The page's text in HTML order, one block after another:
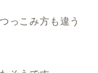
っこみ方も違う